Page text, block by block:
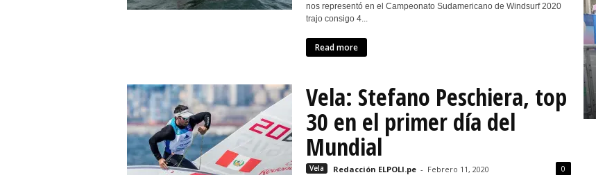
nos representó en el Campeonato Sudamericano de Windsurf 2020
trajo consigo 4...
Read more
Vela: Stefano Peschiera, top
30 en el primer día del
Mundial
Vela Redacción ELPOLI.pe - Febrero 11, 2020 0